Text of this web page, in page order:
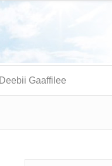
Deebii Gaaffilee